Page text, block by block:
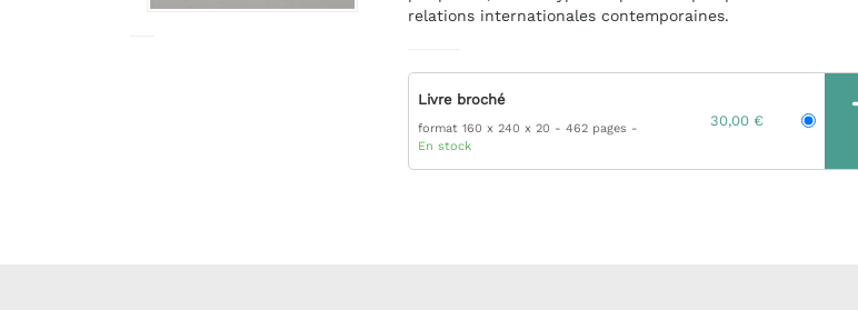
relations internationales contemporaines.
Livre broché
format 160 x 240 x 20
462 pages
En stock
30,00 €